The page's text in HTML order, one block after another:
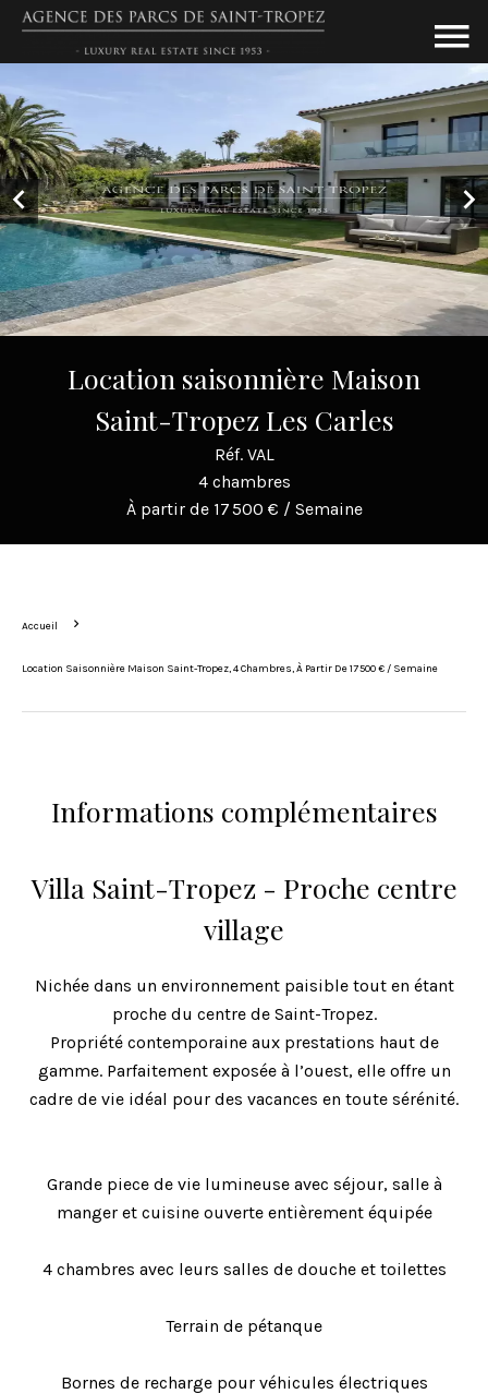
Location saisonnière Maison
Saint-Tropez Les Carles
Réf. VAL
4 chambres
À partir de 17 500 € / Semaine
Accueil
Location Saisonnière Maison Saint-Tropez, 4 Chambres, À Partir De 17 500 € / Semaine
Informations complémentaires
Villa Saint-Tropez - Proche centre
village
Nichée dans un environnement paisible tout en étant
proche du centre de Saint-Tropez.
Propriété contemporaine aux prestations haut de
gamme. Parfaitement exposée à l’ouest, elle offre un
cadre de vie idéal pour des vacances en toute sérénité.
Grande piece de vie lumineuse avec séjour, salle à
manger et cuisine ouverte entièrement équipée
4 chambres avec leurs salles de douche et toilettes
Terrain de pétanque
Bornes de recharge pour véhicules électriques